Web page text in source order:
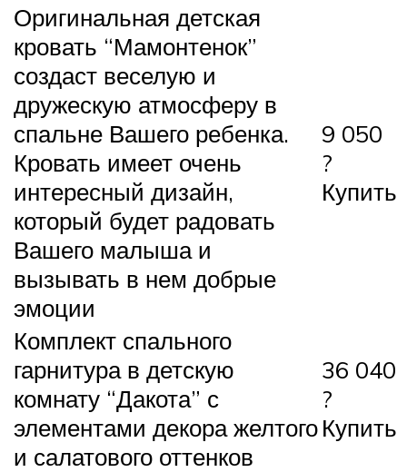
Оригинальная детская
кровать “Мамонтенок”
создаст веселую и
дружескую атмосферу в
спальне Вашего ребенка.
Кровать имеет очень
интересный дизайн,
который будет радовать
Вашего малыша и
вызывать в нем добрые
эмоции
9 050
?
Купить
Комплект спального
гарнитура в детскую
комнату “Дакота” с
элементами декора желтого
и салатового оттенков
36 040
?
Купить